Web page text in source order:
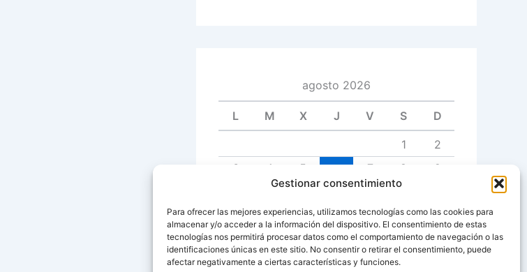
Gestionar consentimiento
Para ofrecer las mejores experiencias, utilizamos tecnologías como las cookies para
almacenar y/o acceder a la información del dispositivo. El consentimiento de estas
tecnologías nos permitirá procesar datos como el comportamiento de navegación o las
identificaciones únicas en este sitio. No consentir o retirar el consentimiento, puede
afectar negativamente a ciertas características y funciones.
agosto 2026
L M X J V S D
1
2
3
4 5 6 7 8
9
17
18 19 20 21 22
23
24
25 26 27 28 29
30
31